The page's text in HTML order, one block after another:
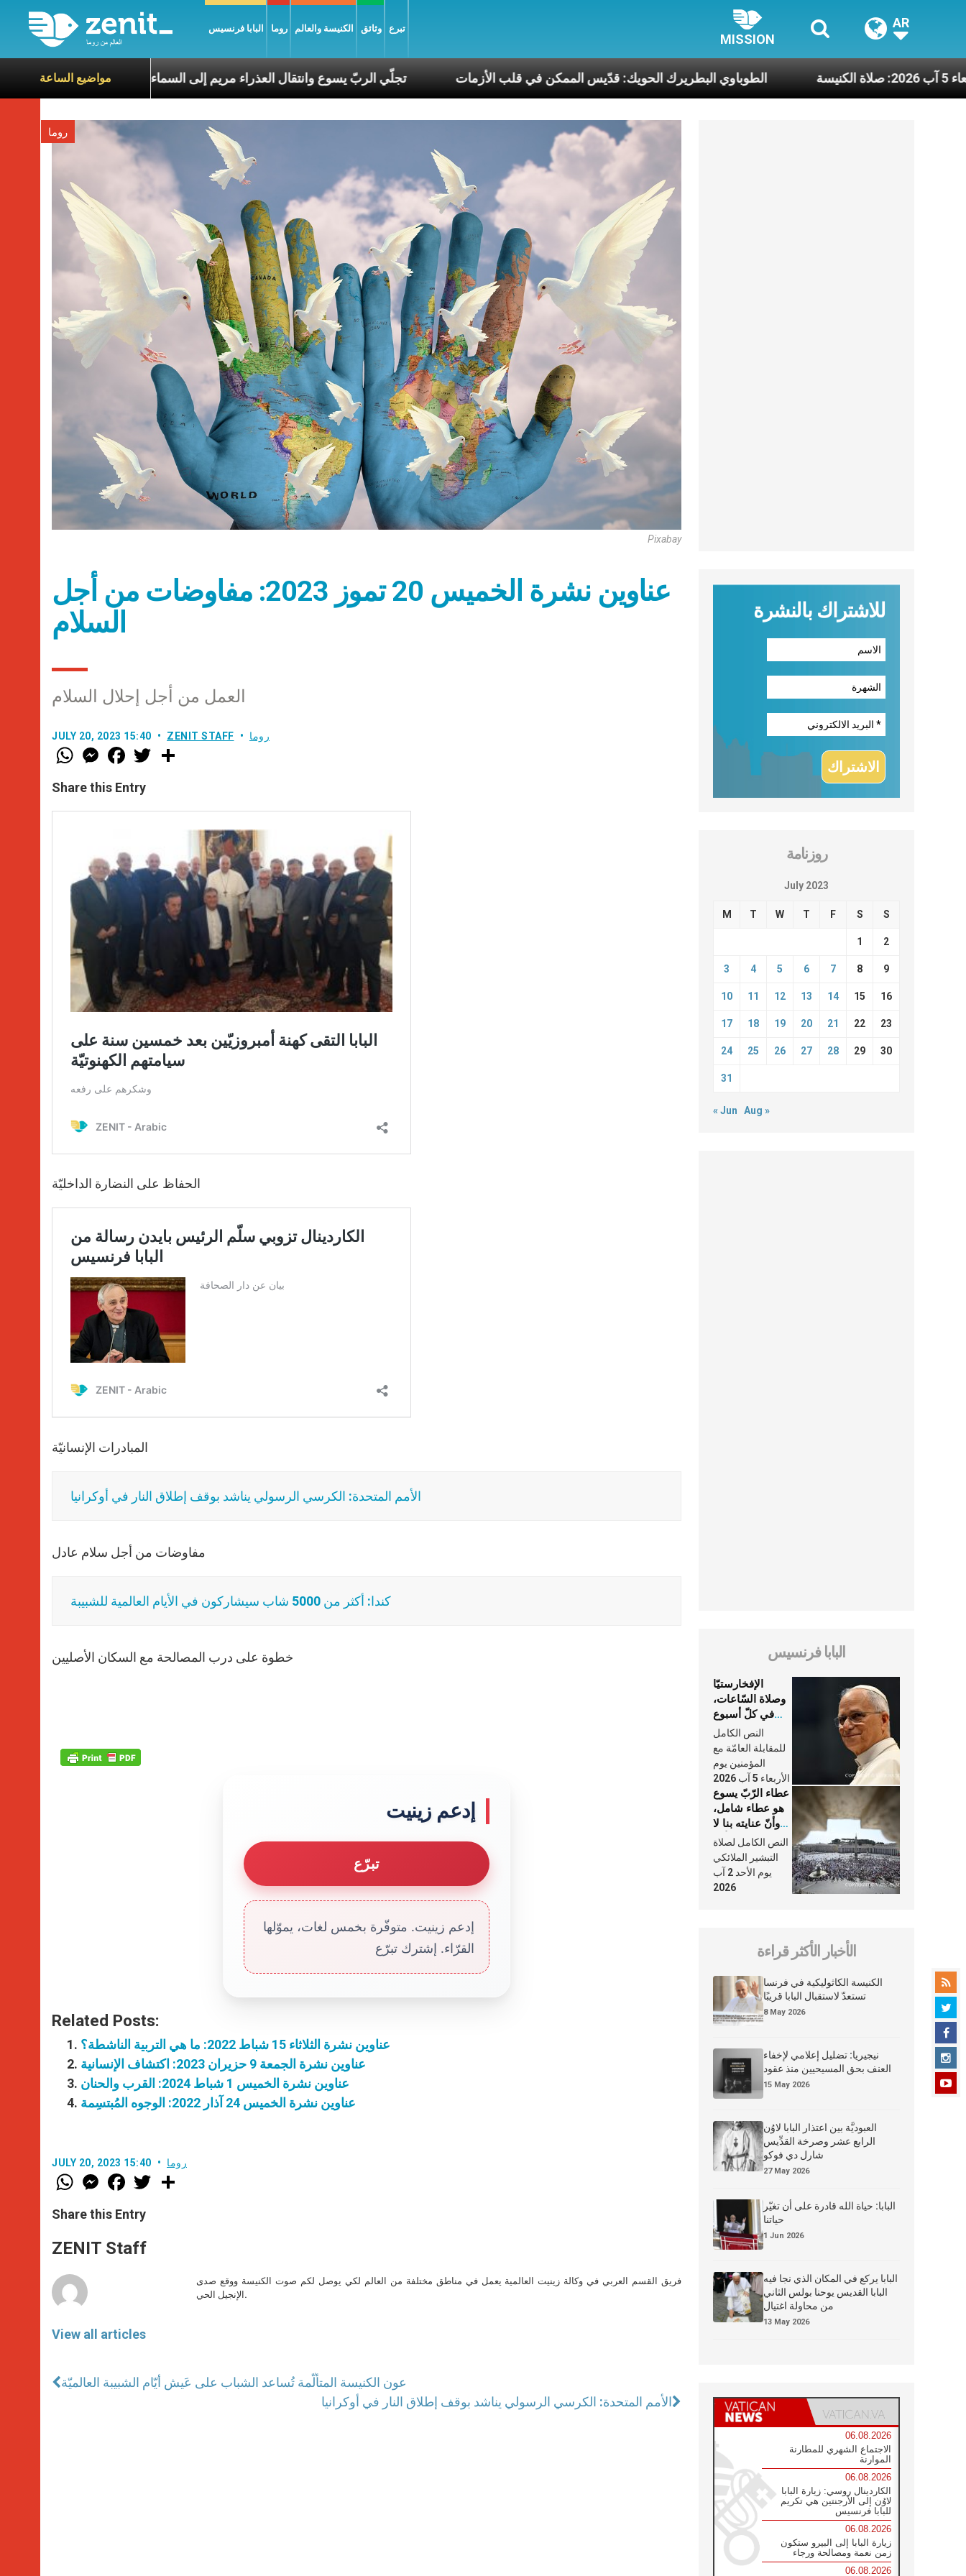
البابا فرنسيس روما الكنيسة والعالم وثائق تبرع
MISSION
AR
مواضيع الساعة
تجلّي الربّ يسوع وانتقال العذراء مريم إلى السماء الطوباوي البطريرك الحويك: قدّيس الممكن في قلب الأزمات يوم الأربعاء 5 آب 2026: صلاة الكنيسة
روما
Pixabay
عناوين نشرة الخميس 20 تموز 2023: مفاوضات من أجل
السلام
العمل من أجل إحلال السلام
JULY 20, 2023 15:40 ZENIT STAFF روما
W
h
t
s
M
e
s
e
F
a
e
b
w
Share this Entry
الحفاظ على النضارة الداخليّة
المبادرات الإنسانيّة
الأمم المتحدة: الكرسي الرسولي يناشد بوقف إطلاق النار في أوكرانيا
مفاوضات من أجل سلام عادل
كندا: أكثر من 5000 شاب سيشاركون في الأيام العالمية للشبيبة
خطوة على درب المصالحة مع السكان الأصليين
إدعم زينيت
تبرّع
إدعم زينيت. متوفّرة بخمس لغات، يموّلها
القرّاء. إشترك تبرّع
Related Posts:
عناوين نشرة الثلاثاء 15 شباط 2022: ما هي التربية الناشطة؟
عناوين نشرة الجمعة 9 حزيران 2023: اكتشاف الإنسانية
عناوين نشرة الخميس 1 شباط 2024: القرب والحنان
عناوين نشرة الخميس 24 آذار 2022: الوجوه المُبتسِمة
JULY 20, 2023 15:40 روما
W
h
t
s
p
p
M
e
s
e
g
e
F
a
e
b
o
k
w
Share this Entry
ZENIT Staff
View all articles
فريق القسم العربي في وكالة زينيت العالمية يعمل في مناطق مختلفة من العالم لكي يوصل لكم صوت الكنيسة ووقع صدى
الإنجيل الحي.
عون الكنيسة المتألّمة تُساعد الشباب على عَيش أيّام الشبيبة العالميّة
الأمم المتحدة: الكرسي الرسولي يناشد بوقف إطلاق النار في أوكرانيا
للاشتراك بالنشرة
روزنامة
July 2023
M T W T F S S
1 2
3 4 5 6 7 8 9
10 11 12 13 14 15 16
17 18 19 20 21 22 23
24 25 26 27 28 29 30
31
« Jun Aug »
البابا فرنسيس
الإفخارستيّا
وصلاة السّاعات،
في كلّ أسبوع
وكلّ يوم، هما
النَّفَس في حياة
الكنيسة
النص الكامل
للمقابلة العامّة مع
المؤمنين يوم
الأربعاء 5 آب 2026
عطاء الرّبّ يسوع
هو عطاء شامل،
وأنّ عنايته بنا لا
تغيب عنّا أبدًا
النص الكامل لصلاة
التبشير الملائكي
يوم الأحد 2 آب
2026
الأخبار الأكثر قراءة
الكنيسة الكاثوليكية في فرنسا
تستعدّ لاستقبال البابا قريبًا
8 May 2026
نيجيريا: تضليل إعلامي لإخفاء
العنف بحق المسيحيين منذ عقود
15 May 2026
العبوديَّة بين اعتذار البابا لاوُن
الرابع عشر وصرخة القدِّيس
شارل دي فوكو
27 May 2026
البابا: حياة الله قادرة على أن تغيّر
حياتنا
1 Jun 2026
البابا يركع في المكان الذي نجا فيه
البابا القديس يوحنا بولس الثاني
من محاولة اغتيال
13 May 2026
06.08.2026
الاجتماع الشهري للمطارنة
الموارنة
06.08.2026
الكاردينال روسي: زيارة البابا
لاوُن إلى الأرجنتين هي تكريم
للبابا فرنسيس
06.08.2026
زيارة البابا إلى البيرو ستكون
زمن نعمة ومصالحة ورجاء
06.08.2026